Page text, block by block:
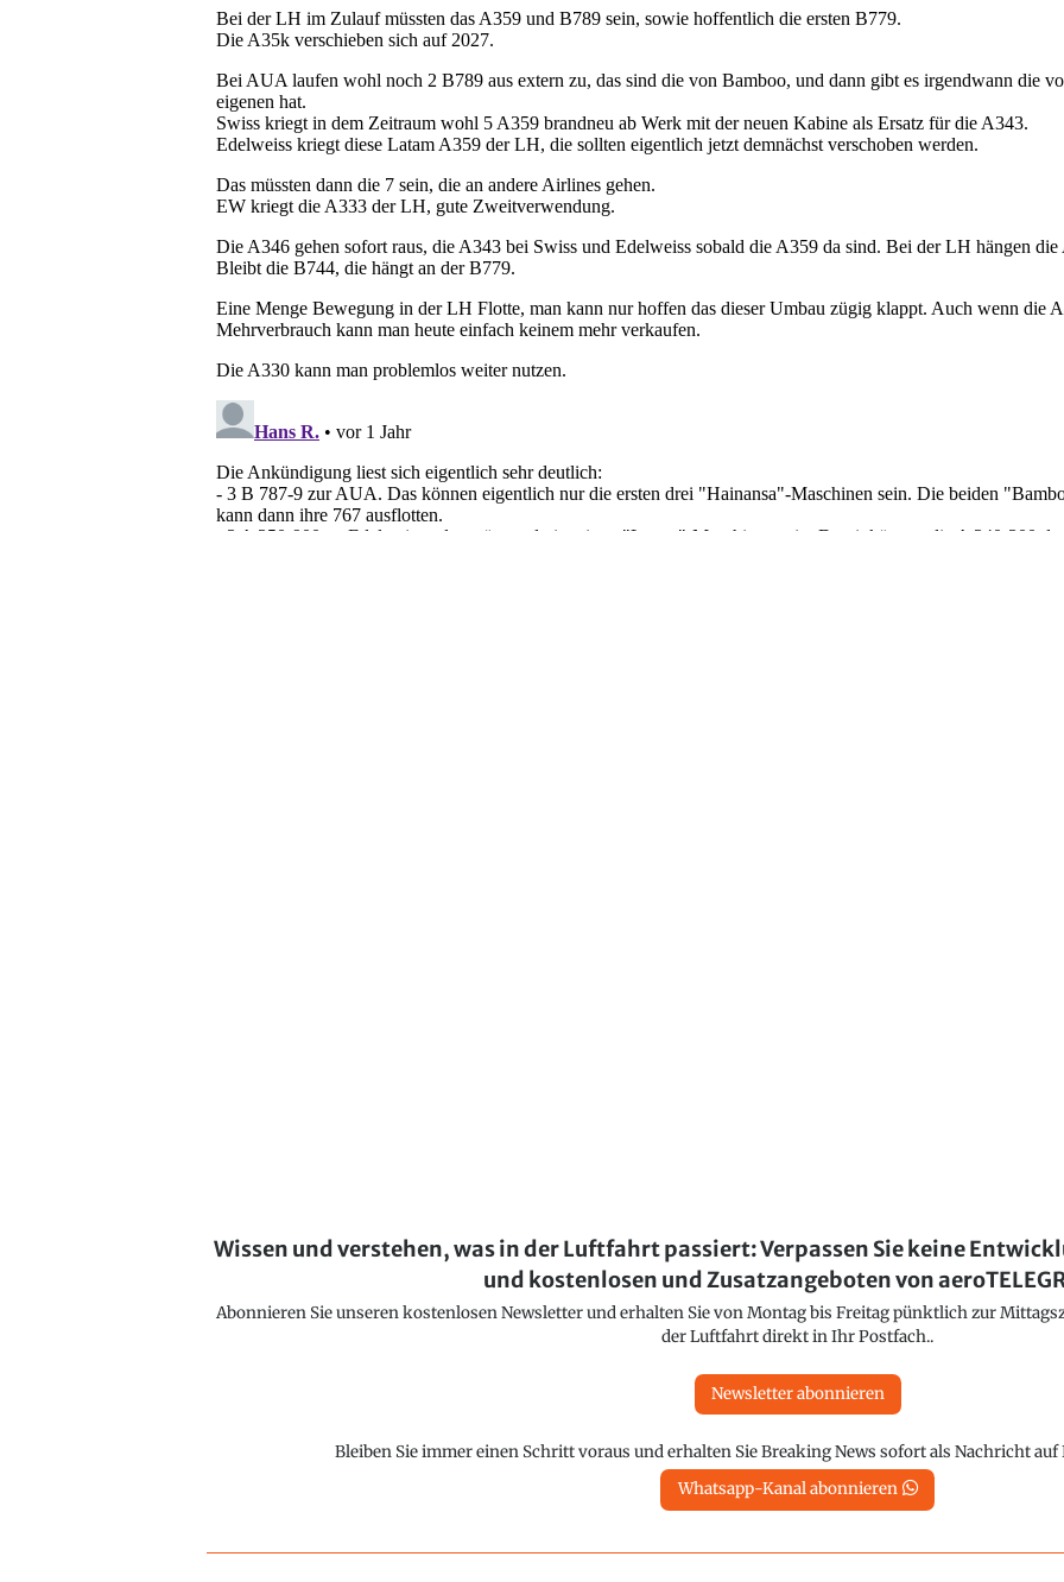
Wissen und verstehen, was in der Luftfahrt passiert: Verpassen Sie keine
und kostenlosen und Zusatzangeboten von
Abonnieren Sie unseren kostenlosen Newsletter und erhalten Sie von Montag bis Freitag pünktlich zur
der Luftfahrt direkt in Ihr Postfach..
Newsletter abonnieren
Bleiben Sie immer einen Schritt voraus und erhalten Sie Breaking News sofort als Nachricht
Whatsapp-Kanal abonnieren